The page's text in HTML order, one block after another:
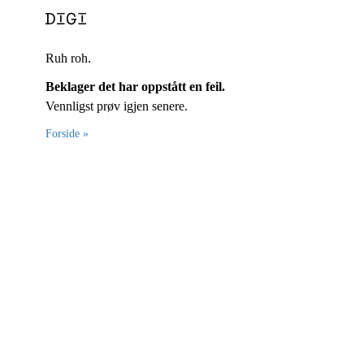
Ruh roh.
Beklager det har oppstått en feil.
Vennligst prøv igjen senere.
Forside »